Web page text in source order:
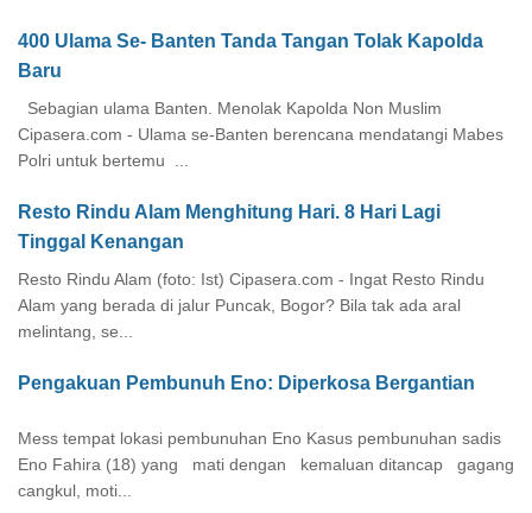
400 Ulama Se- Banten Tanda Tangan Tolak Kapolda
Baru
Sebagian ulama Banten. Menolak Kapolda Non Muslim
Cipasera.com - Ulama se-Banten berencana mendatangi Mabes
Polri untuk bertemu ...
Resto Rindu Alam Menghitung Hari. 8 Hari Lagi
Tinggal Kenangan
Resto Rindu Alam (foto: Ist) Cipasera.com - Ingat Resto Rindu
Alam yang berada di jalur Puncak, Bogor? Bila tak ada aral
melintang, se...
Pengakuan Pembunuh Eno: Diperkosa Bergantian
Mess tempat lokasi pembunuhan Eno Kasus pembunuhan sadis
Eno Fahira (18) yang mati dengan kemaluan ditancap gagang
cangkul, moti...